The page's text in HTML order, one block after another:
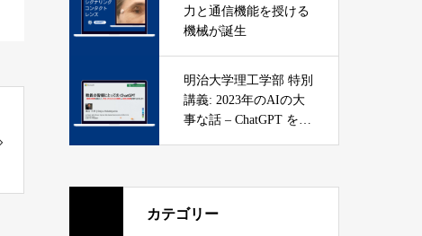
力と通信機能を授ける
機械が誕生
明治大学理工学部 特別
講義: 2023年のAIの大
事な話 – ChatGPT を知
カテゴリー